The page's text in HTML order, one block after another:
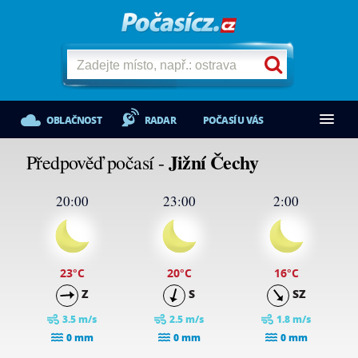
OBLAČNOST RADAR POČASÍ U VÁS
Předpověď počasí -Jižní Čechy
20:00
23°C
Z
3.5 m/s
0 mm
23:00
20°C
S
2.5 m/s
0 mm
2:00
16°C
SZ
1.8 m/s
0 mm